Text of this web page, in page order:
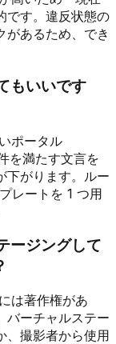
です。違反状態の
があるため、でき
もいいです
ポータル
を満たす文言を
下がります。ルー
レートを 1 つ用
ージングして
は著作権があ
バーチャルステー
、撮影者から使用